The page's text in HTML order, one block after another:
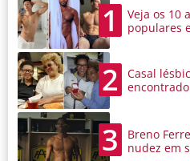
1
Veja os 10
populares
2
Casal
3
Breno
nudez em